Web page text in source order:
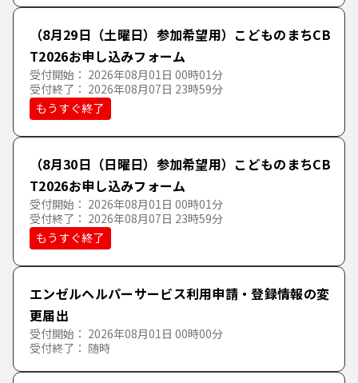
わ を ん
（8月29日（土曜日）参加希望用）こどものまちCB
T2026お申し込みフォーム
受付開始： 2026年08月01日 00時01分
受付終了： 2026年08月07日 23時59分
もうすぐ終了
（8月30日（日曜日）参加希望用）こどものまちCB
T2026お申し込みフォーム
受付開始： 2026年08月01日 00時01分
受付終了： 2026年08月07日 23時59分
もうすぐ終了
エンゼルヘルパーサービス利用申請・登録情報の変
更届出
受付開始： 2026年08月01日 00時00分
受付終了： 随時